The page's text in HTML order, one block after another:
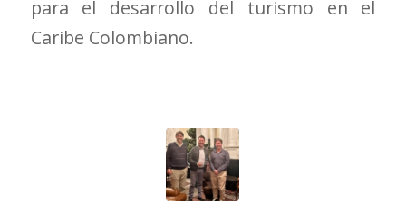
para el desarrollo del turismo en el
Caribe Colombiano.